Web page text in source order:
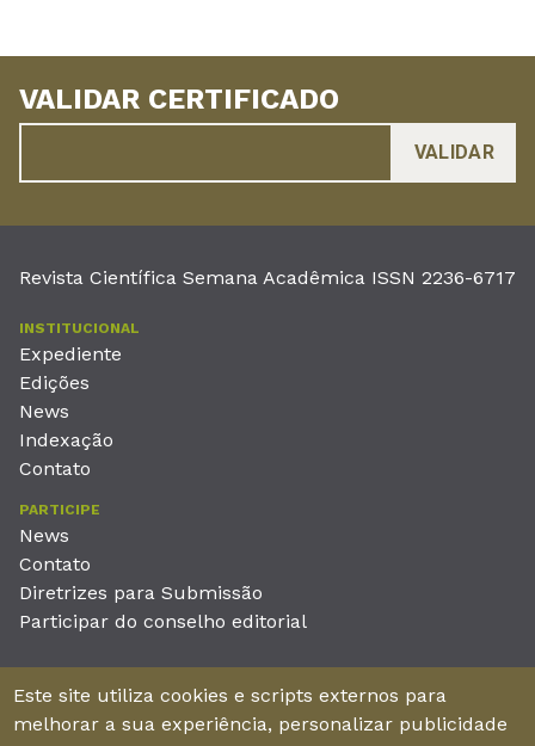
VALIDAR CERTIFICADO
Revista Científica Semana Acadêmica ISSN 2236-6717
INSTITUCIONAL
Expediente
Edições
News
Indexação
Contato
PARTICIPE
News
Contato
Diretrizes para Submissão
Participar do conselho editorial
Unieducar Inteligência Educacional Ltda
CNPJ: 05.569.970/0001-26
Este site utiliza cookies e scripts externos para
melhorar a sua experiência, personalizar publicidade